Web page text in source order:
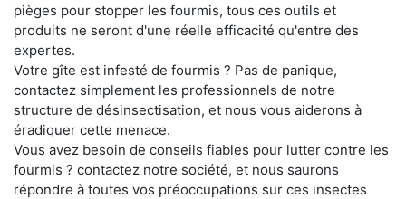
pièges pour stopper les fourmis, tous ces outils et
produits ne seront d'une réelle efficacité qu'entre des
expertes.
Votre gîte est infesté de fourmis ? Pas de panique,
contactez simplement les professionnels de notre
structure de désinsectisation, et nous vous aiderons à
éradiquer cette menace.
Vous avez besoin de conseils fiables pour lutter contre les
fourmis ? contactez notre société, et nous saurons
répondre à toutes vos préoccupations sur ces insectes